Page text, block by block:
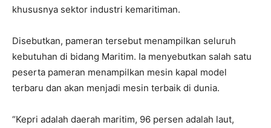
khususnya sektor industri kemaritiman.
Disebutkan, pameran tersebut menampilkan seluruh
kebutuhan di bidang Maritim. Ia menyebutkan salah satu
peserta pameran menampilkan mesin kapal model
terbaru dan akan menjadi mesin terbaik di dunia.
“Kepri adalah daerah maritim, 96 persen adalah laut,